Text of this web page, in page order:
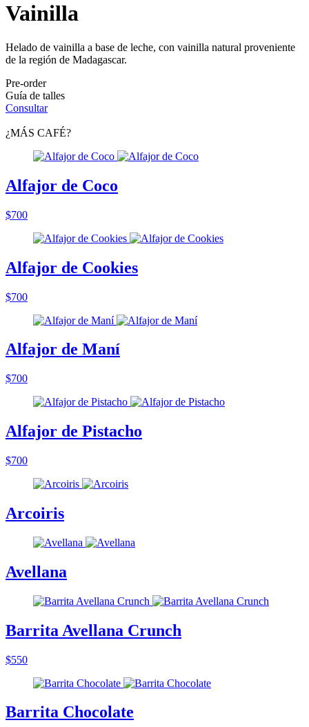
Vainilla
Helado de vainilla a base de leche, con vainilla natural proveniente
de la región de Madagascar.
Pre-order
Guía de talles
Consultar
¿MÁS CAFÉ?
Alfajor de Coco
$700
Alfajor de Cookies
$700
Alfajor de Maní
$700
Alfajor de Pistacho
$700
Arcoiris
Avellana
Barrita Avellana Crunch
$550
Barrita Chocolate